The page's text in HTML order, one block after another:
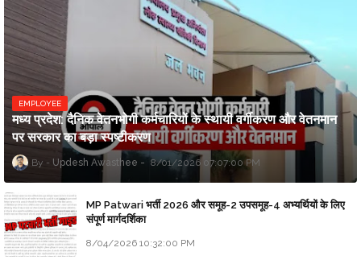
EMPLOYEE
मध्य प्रदेश: दैनिक वेतनभोगी कर्मचारियों के स्थायी वर्गीकरण और वेतनमान
पर सरकार का बड़ा स्पष्टीकरण
Updesh Awasthee 8/01/2026 07:07:00 PM
MP Patwari भर्ती 2026 और समूह-2 उपसमूह-4 अभ्यर्थियों के लिए
संपूर्ण मार्गदर्शिका
8/04/2026 10:32:00 PM